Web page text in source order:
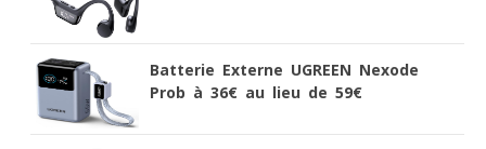
Batterie Externe UGREEN Nexode
Prob à 36€ au lieu de 59€